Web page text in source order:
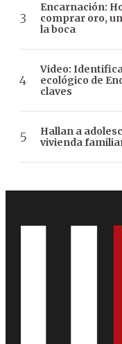
Encarnación:
comprar oro,
la boca
Video:
ecológico de
claves
Hallan a
vivienda